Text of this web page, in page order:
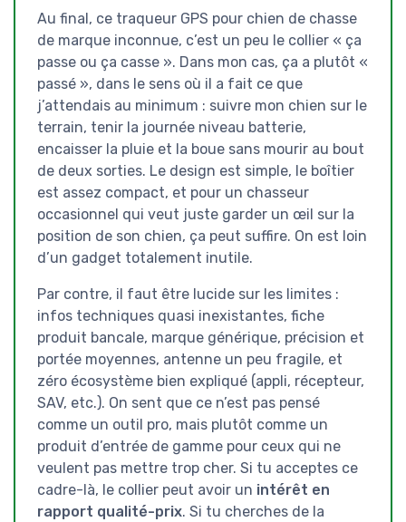
Au final, ce traqueur GPS pour chien de chasse
de marque inconnue, c’est un peu le collier « ça
passe ou ça casse ». Dans mon cas, ça a plutôt «
passé », dans le sens où il a fait ce que
j’attendais au minimum : suivre mon chien sur le
terrain, tenir la journée niveau batterie,
encaisser la pluie et la boue sans mourir au bout
de deux sorties. Le design est simple, le boîtier
est assez compact, et pour un chasseur
occasionnel qui veut juste garder un œil sur la
position de son chien, ça peut suffire. On est loin
d’un gadget totalement inutile.
Par contre, il faut être lucide sur les limites :
infos techniques quasi inexistantes, fiche
produit bancale, marque générique, précision et
portée moyennes, antenne un peu fragile, et
zéro écosystème bien expliqué (appli, récepteur,
SAV, etc.). On sent que ce n’est pas pensé
comme un outil pro, mais plutôt comme un
produit d’entrée de gamme pour ceux qui ne
veulent pas mettre trop cher. Si tu acceptes ce
cadre-là, le collier peut avoir un intérêt en
rapport qualité-prix. Si tu cherches de la